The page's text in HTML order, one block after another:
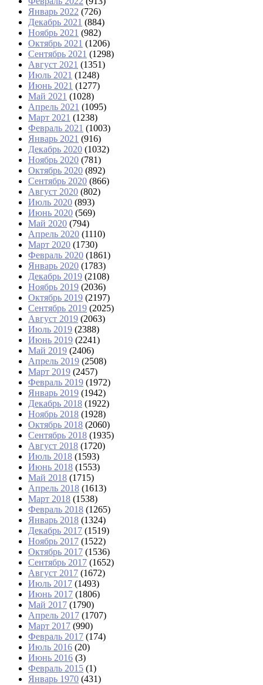
Январь 2022 (726)
Декабрь 2021 (884)
Ноябрь 2021 (982)
Октябрь 2021 (1206)
Сентябрь 2021 (1298)
Август 2021 (1351)
Июль 2021 (1248)
Июнь 2021 (1277)
Май 2021 (1028)
Апрель 2021 (1095)
Март 2021 (1238)
Февраль 2021 (1003)
Январь 2021 (916)
Декабрь 2020 (1032)
Ноябрь 2020 (781)
Октябрь 2020 (892)
Сентябрь 2020 (866)
Август 2020 (802)
Июль 2020 (893)
Июнь 2020 (569)
Май 2020 (794)
Апрель 2020 (1110)
Март 2020 (1730)
Февраль 2020 (1861)
Январь 2020 (1783)
Декабрь 2019 (2108)
Ноябрь 2019 (2036)
Октябрь 2019 (2197)
Сентябрь 2019 (2025)
Август 2019 (2063)
Июль 2019 (2388)
Июнь 2019 (2241)
Май 2019 (2406)
Апрель 2019 (2508)
Март 2019 (2457)
Февраль 2019 (1972)
Январь 2019 (1942)
Декабрь 2018 (1922)
Ноябрь 2018 (1928)
Октябрь 2018 (2060)
Сентябрь 2018 (1935)
Август 2018 (1720)
Июль 2018 (1593)
Июнь 2018 (1553)
Май 2018 (1715)
Апрель 2018 (1613)
Март 2018 (1538)
Февраль 2018 (1265)
Январь 2018 (1324)
Декабрь 2017 (1519)
Ноябрь 2017 (1522)
Октябрь 2017 (1536)
Сентябрь 2017 (1652)
Август 2017 (1672)
Июль 2017 (1493)
Июнь 2017 (1806)
Май 2017 (1790)
Апрель 2017 (1707)
Март 2017 (990)
Февраль 2017 (174)
Июль 2016 (20)
Июнь 2016 (3)
Февраль 2015 (1)
Январь 1970 (431)